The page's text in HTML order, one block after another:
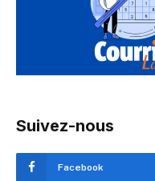
Suivez-nous
Facebook